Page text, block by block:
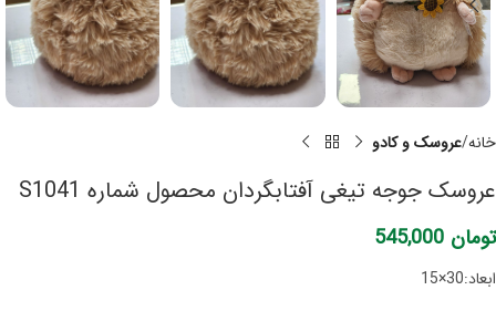
خانه عروسک و کادو
عروسک جوجه تیغی آفتابگردان محصول شماره S1041
تومان
ابعاد:30×15